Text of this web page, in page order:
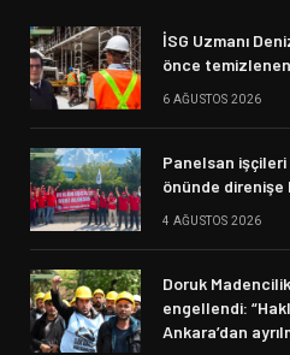
İSG Uzmanı
önce
6 AĞUSTOS 2026
Panelsan
önünde direnişe
4 AĞUSTOS 2026
Doruk
engellendi:
Ankara’dan